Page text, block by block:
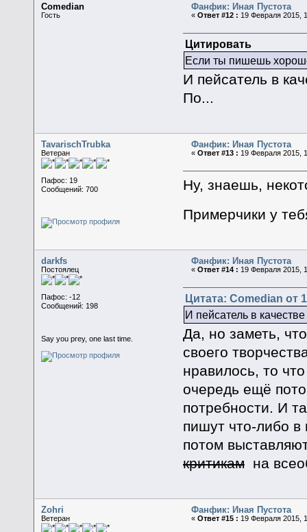
Comedian
Гость
Фанфик: Иная Пустота
«Ответ #12 : 19 Февраля 2015,
Цитировать
Если ты пишешь
И пейсатель в
По...
TavarischTrubka
Ветеран
Пафос: 19
Сообщений: 700
Фанфик: Иная Пустота
«Ответ #13 : 19 Февраля 2015,
Ну, знаешь,
Примерчики у
darkfs
Постоялец
Пафос: -12
Сообщений: 198
Say you prey, one last time.
Фанфик: Иная Пустота
«Ответ #14 : 19 Февраля 2015,
Цитата: Comedian от
И пейсатель в
Да, но заметь,
своего
нравилось, то
очередь ещё
потребности. И
пишут что-либо
потом
критикамна
Zohri
Ветеран
Фанфик: Иная Пустота
«Ответ #15 : 19 Февраля 2015,